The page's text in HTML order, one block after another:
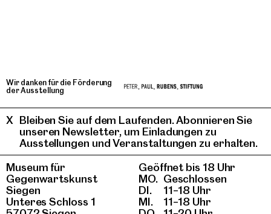
Wir danken für die Förderung
der Ausstellung
Museum für
Gegenwartskunst
Siegen
Unteres Schloss 1
Geöffnet bis 18 Uhr
MO. Geschlossen
DI.
11–18 Uhr
MI.
11–18 Uhr
Bleiben Sie auf dem Laufenden. Abonnieren Sie
unseren Newsletter, um Einladungen zu
Ausstellungen und Veranstaltungen zu erhalten.